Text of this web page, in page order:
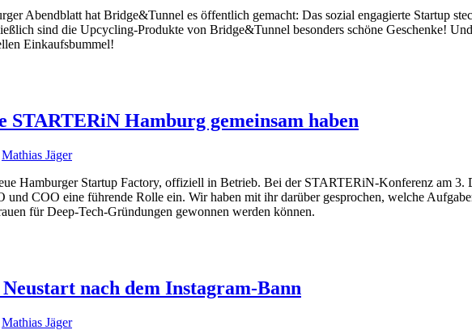
Abendblatt hat Bridge&Tunnel es öffentlich gemacht: Das sozial engagierte Startup
sind die Upcycling-Produkte von Bridge&Tunnel besonders schöne Geschenke!
Einkaufsbummel!
STARTERiN Hamburg gemeinsam haben
Mathias Jäger
Hamburger Startup Factory, offiziell in Betrieb. Bei der STARTERiN-Konferenz am 3.
COO eine führende Rolle ein. Wir haben mit ihr darüber gesprochen, welche
für Deep-Tech-Gründungen gewonnen werden können.
nach dem Instagram-Bann
Mathias Jäger